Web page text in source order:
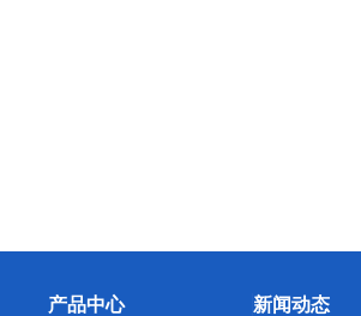
产品中心 新闻动态